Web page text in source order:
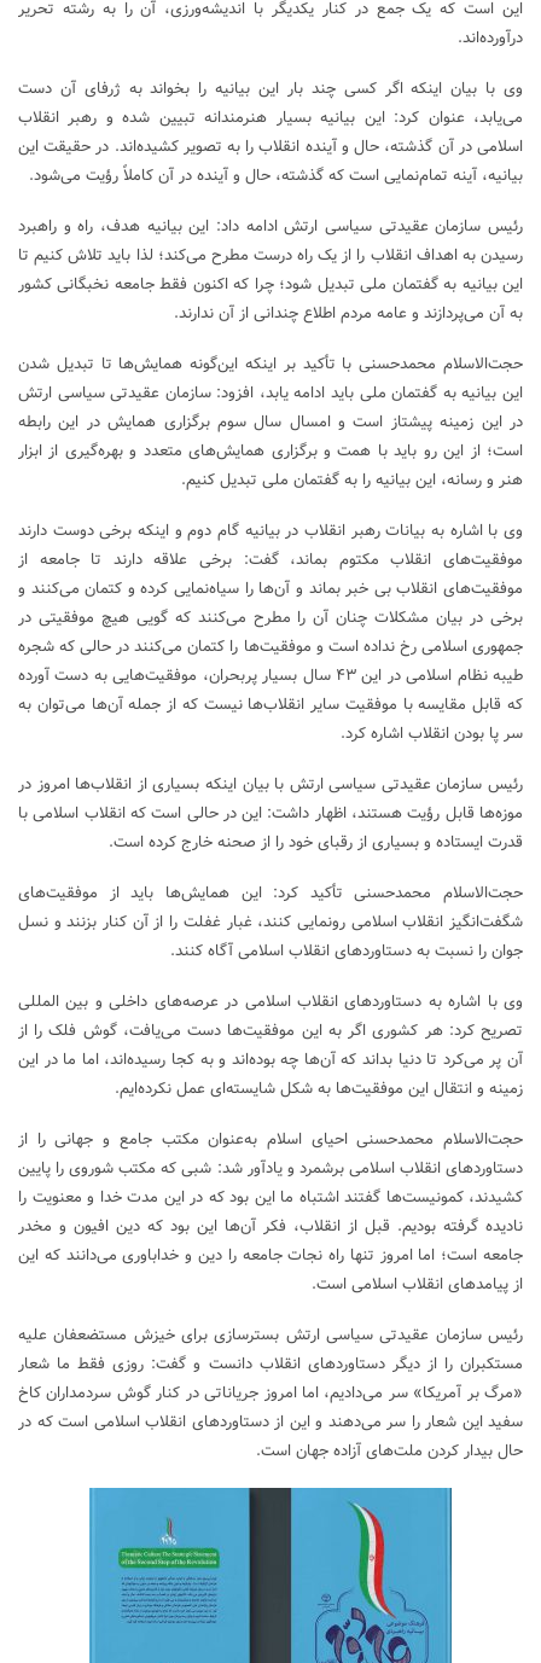
این است که یک جمع در کنار یکدیگر با اندیشه‌ورزی، آن را به رشته تحریر
درآورده‌اند.
وی با بیان اینکه اگر کسی چند بار این بیانیه را بخواند به ژرفای آن دست
می‌یابد، عنوان کرد: این بیانیه بسیار هنرمندانه تبیین شده و رهبر انقلاب
اسلامی در آن گذشته، حال و آینده انقلاب را به تصویر کشیده‌اند. در حقیقت این
بیانیه، آینه تمام‌نمایی است که گذشته، حال و آینده در آن کاملاً رؤیت می‌شود.
رئیس سازمان عقیدتی سیاسی ارتش ادامه داد: این بیانیه هدف، راه و راهبرد
رسیدن به اهداف انقلاب را از یک راه درست مطرح می‌کند؛ لذا باید تلاش کنیم تا
این بیانیه به گفتمان ملی تبدیل شود؛ چرا که اکنون فقط جامعه نخبگانی کشور
به آن می‌پردازند و عامه مردم اطلاع چندانی از آن ندارند.
حجت‌الاسلام محمدحسنی با تأکید بر اینکه این‌گونه همایش‌ها تا تبدیل شدن
این بیانیه به گفتمان ملی باید ادامه یابد، افزود: سازمان عقیدتی سیاسی ارتش
در این زمینه پیشتاز است و امسال سال سوم برگزاری همایش در این رابطه
است؛ از این رو باید با همت و برگزاری همایش‌های متعدد و بهره‌گیری از ابزار
هنر و رسانه، این بیانیه را به گفتمان ملی تبدیل کنیم.
وی با اشاره به بیانات رهبر انقلاب در بیانیه گام دوم و اینکه برخی دوست دارند
موفقیت‌های انقلاب مکتوم بماند، گفت: برخی علاقه دارند تا جامعه از
موفقیت‌های انقلاب بی خبر بماند و آن‌ها را سیاه‌نمایی کرده و کتمان می‌کنند و
برخی در بیان مشکلات چنان آن را مطرح می‌کنند که گویی هیچ موفقیتی در
جمهوری اسلامی رخ نداده است و موفقیت‌ها را کتمان می‌کنند در حالی که شجره
طیبه نظام اسلامی در این ۴۳ سال بسیار پربحران، موفقیت‌هایی به دست آورده
که قابل مقایسه با موفقیت سایر انقلاب‌ها نیست که از جمله آن‌ها می‌توان به
سر پا بودن انقلاب اشاره کرد.
رئیس سازمان عقیدتی سیاسی ارتش با بیان اینکه بسیاری از انقلاب‌ها امروز در
موزه‌ها قابل رؤیت هستند، اظهار داشت: این در حالی است که انقلاب اسلامی با
قدرت ایستاده و بسیاری از رقبای خود را از صحنه خارج کرده است.
حجت‌الاسلام محمدحسنی تأکید کرد: این همایش‌ها باید از موفقیت‌های
شگفت‌انگیز انقلاب اسلامی رونمایی کنند، غبار غفلت را از آن کنار بزنند و نسل
جوان را نسبت به دستاوردهای انقلاب اسلامی آگاه کنند.
وی با اشاره به دستاورد‌های انقلاب اسلامی در عرصه‌های داخلی و بین المللی
تصریح کرد: هر کشوری اگر به این موفقیت‌ها دست می‌یافت، گوش فلک را از
آن پر می‌کرد تا دنیا بداند که آن‌ها چه بوده‌اند و به کجا رسیده‌اند، اما ما در این
زمینه و انتقال این موفقیت‌ها به شکل شایسته‌ای عمل نکرده‌ایم.
حجت‌الاسلام محمدحسنی احیای اسلام به‌عنوان مکتب جامع و جهانی را از
دستاورد‌های انقلاب اسلامی برشمرد و یادآور شد: شبی که مکتب شوروی را پایین
کشیدند، کمونیست‌ها گفتند اشتباه ما این بود که در این مدت خدا و معنویت را
نادیده گرفته بودیم. قبل از انقلاب، فکر آن‌ها این بود که دین افیون و مخدر
جامعه است؛ اما امروز تنها راه نجات جامعه را دین و خداباوری می‌دانند که این
از پیامد‌های انقلاب اسلامی است.
رئیس سازمان عقیدتی سیاسی ارتش بسترسازی برای خیزش مستضعفان علیه
مستکبران را از دیگر دستاورد‌های انقلاب دانست و گفت: روزی فقط ما شعار
«مرگ بر آمریکا» سر می‌دادیم، اما امروز جریاناتی در کنار گوش سردمداران کاخ
سفید این شعار را سر می‌دهند و این از دستاورد‌های انقلاب اسلامی است که در
حال بیدار کردن ملت‌های آزاده جهان است.